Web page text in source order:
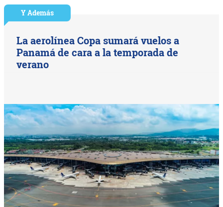
Y Además
La aerolínea Copa sumará vuelos a
Panamá de cara a la temporada de
verano